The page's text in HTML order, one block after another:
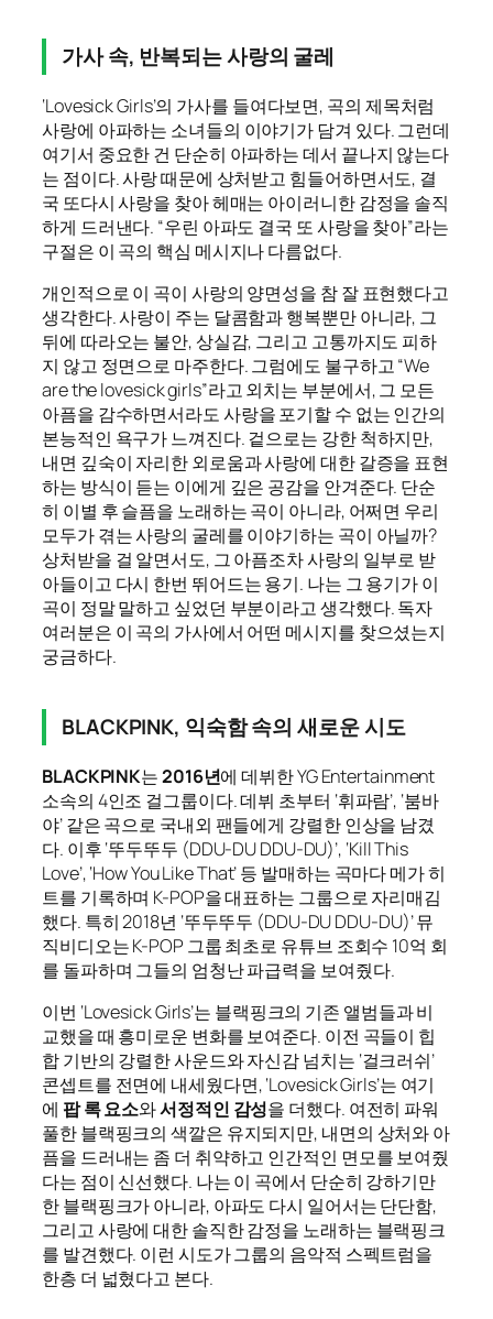
가사 속, 반복되는 사랑의 굴레
‘Lovesick Girls’의 가사를 들여다보면, 곡의 제목처럼
사랑에 아파하는 소녀들의 이야기가 담겨 있다. 그런데
여기서 중요한 건 단순히 아파하는 데서 끝나지 않는다
는 점이다. 사랑 때문에 상처받고 힘들어하면서도, 결
국 또다시 사랑을 찾아 헤매는 아이러니한 감정을 솔직
하게 드러낸다. “우린 아파도 결국 또 사랑을 찾아”라는
구절은 이 곡의 핵심 메시지나 다름없다.
개인적으로 이 곡이 사랑의 양면성을 참 잘 표현했다고
생각한다. 사랑이 주는 달콤함과 행복뿐만 아니라, 그
뒤에 따라오는 불안, 상실감, 그리고 고통까지도 피하
지 않고 정면으로 마주한다. 그럼에도 불구하고 “We
are the lovesick girls”라고 외치는 부분에서, 그 모든
아픔을 감수하면서라도 사랑을 포기할 수 없는 인간의
본능적인 욕구가 느껴진다. 겉으로는 강한 척하지만,
내면 깊숙이 자리한 외로움과 사랑에 대한 갈증을 표현
하는 방식이 듣는 이에게 깊은 공감을 안겨준다. 단순
히 이별 후 슬픔을 노래하는 곡이 아니라, 어쩌면 우리
모두가 겪는 사랑의 굴레를 이야기하는 곡이 아닐까?
상처받을 걸 알면서도, 그 아픔조차 사랑의 일부로 받
아들이고 다시 한번 뛰어드는 용기. 나는 그 용기가 이
곡이 정말 말하고 싶었던 부분이라고 생각했다. 독자
여러분은 이 곡의 가사에서 어떤 메시지를 찾으셨는지
궁금하다.
BLACKPINK, 익숙함 속의 새로운 시도
BLACKPINK는2016년에 데뷔한 YG Entertainment
소속의 4인조 걸그룹이다. 데뷔 초부터 ‘휘파람’, ‘붐바
야’ 같은 곡으로 국내외 팬들에게 강렬한 인상을 남겼
다. 이후 ‘뚜두뚜두 (DDU-DU DDU-DU)’, ‘Kill This
Love’, ‘How You Like That’ 등 발매하는 곡마다 메가 히
트를 기록하며 K-POP을 대표하는 그룹으로 자리매김
했다. 특히 2018년 ‘뚜두뚜두 (DDU-DU DDU-DU)’ 뮤
직비디오는 K-POP 그룹 최초로 유튜브 조회수 10억 회
를 돌파하며 그들의 엄청난 파급력을 보여줬다.
이번 ‘Lovesick Girls’는 블랙핑크의 기존 앨범들과 비
교했을 때 흥미로운 변화를 보여준다. 이전 곡들이 힙
합 기반의 강렬한 사운드와 자신감 넘치는 ‘걸크러쉬’
콘셉트를 전면에 내세웠다면, ‘Lovesick Girls’는 여기
에 팝 록 요소와서정적인 감성을 더했다. 여전히 파워
풀한 블랙핑크의 색깔은 유지되지만, 내면의 상처와 아
픔을 드러내는 좀 더 취약하고 인간적인 면모를 보여줬
다는 점이 신선했다. 나는 이 곡에서 단순히 강하기만
한 블랙핑크가 아니라, 아파도 다시 일어서는 단단함,
그리고 사랑에 대한 솔직한 감정을 노래하는 블랙핑크
를 발견했다. 이런 시도가 그룹의 음악적 스펙트럼을
한층 더 넓혔다고 본다.